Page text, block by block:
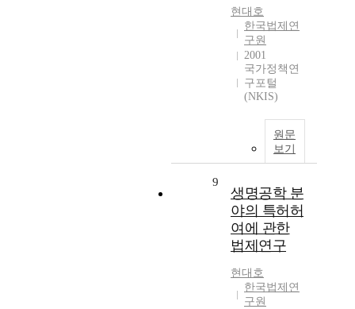
현대호
한국법제연
구원
2001
국가정책연
구포털
(NKIS)
원문
보기
9
생명공학 분
야의 특허허
여에 관한
법제연구
현대호
한국법제연
구원